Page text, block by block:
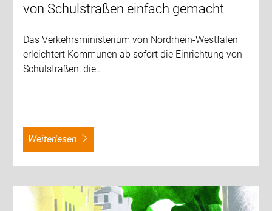
von Schulstraßen einfach gemacht
Das Verkehrsministerium von Nordrhein-Westfalen
erleichtert Kommunen ab sofort die Einrichtung von
Schulstraßen, die…
weiterlesen